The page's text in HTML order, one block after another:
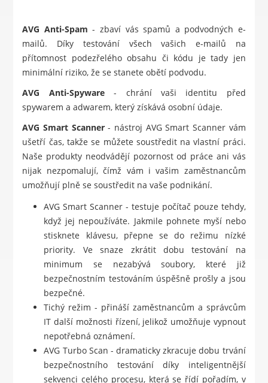
AVG Anti-Spam - zbaví vás spamů a podvodných e-
mailů. Díky testování všech vašich e-mailů na
přítomnost podezřelého obsahu či kódu je tady jen
minimální riziko, že se stanete obětí podvodu.
AVG Anti-Spyware- chrání vaši identitu před
spywarem a adwarem, který získává osobní údaje.
AVG Smart Scanner- nástroj AVG Smart Scanner vám
ušetří čas, takže se můžete soustředit na vlastní práci.
Naše produkty neodvádějí pozornost od práce ani vás
nijak nezpomalují, čímž vám i vašim zaměstnancům
umožňují plně se soustředit na vaše podnikání.
AVG Smart Scanner - testuje počítač pouze tehdy,
když jej nepoužíváte. Jakmile pohnete myší nebo
stisknete klávesu, přepne se do režimu nízké
priority. Ve snaze zkrátit dobu testování na
minimum se nezabývá soubory, které již
bezpečnostním testováním úspěšně prošly a jsou
bezpečné.
Tichý režim - přináší zaměstnancům a správcům
IT další možnosti řízení, jelikož umožňuje vypnout
nepotřebná oznámení.
AVG Turbo Scan - dramaticky zkracuje dobu trvání
bezpečnostního testování díky inteligentnější
sekvenci celého procesu, která se řídí pořadím, v